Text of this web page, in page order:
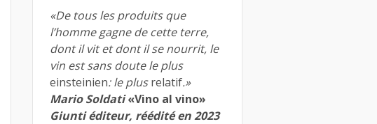
«De tous les produits que
l’homme gagne de cette terre,
dont il vit et dont il se nourrit, le
vin est sans doute le plus
einsteinien: le plusrelatif.»
Mario Soldati«Vino al vino»
Giunti éditeur, réédité en 2023